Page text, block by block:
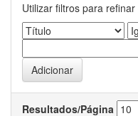
Utilizar filtros para
Resultados/Página